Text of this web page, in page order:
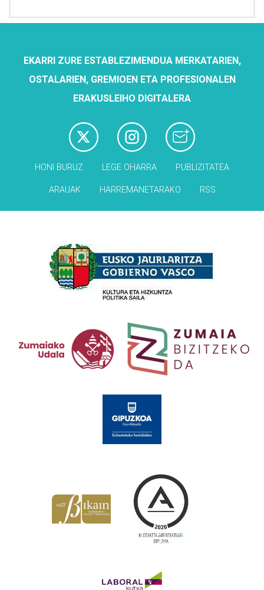
EKARRI ZURE ESTABLEZIMENDUA MERKATARIEN,
OSTALARIEN, GREMIOEN ETA PROFESIONALEN
ERAKUSLEIHO DIGITALERA
HONI BURUZ LEGE OHARRA PUBLIZITATEA
ARAUAK HARREMANETARAKO RSS